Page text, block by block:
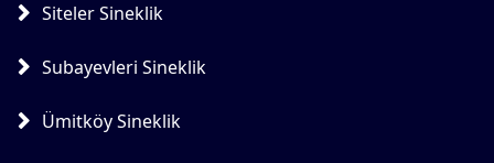
Siteler Sineklik
Subayevleri Sineklik
Ümitköy Sineklik